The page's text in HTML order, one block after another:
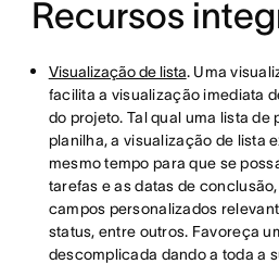
Recursos
Visualização de lista. Uma
facilita a visualização imediata
do projeto. Tal qual uma lista de
planilha, a visualização de lista
mesmo tempo para que se
tarefas e as datas de
campos personalizados
status, entre outros. Favoreça
descomplicada dando a toda a